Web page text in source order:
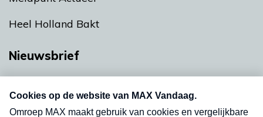
Heel Holland Bakt
Nieuwsbrief
nieuwsbrief. Elke vrijdag- en dinsdagochtend in
uw mailbox.